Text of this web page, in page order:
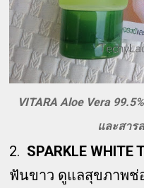
VITARA Aloe Vera
และสาร
2. SPARKLE WHITE
ฟันขาว ดูแลสุขภาพช่